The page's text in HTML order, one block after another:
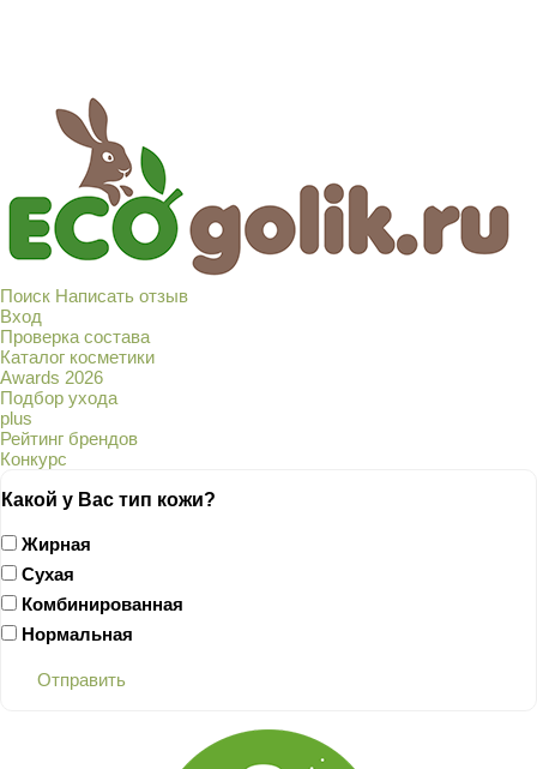
Поиск Написать отзыв
Вход
Проверка состава
Каталог косметики
Awards 2026
Подбор ухода
plus
Рейтинг брендов
Конкурс
Какой у Вас тип кожи?
Жирная
Сухая
Комбинированная
Нормальная
Отправить